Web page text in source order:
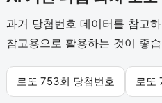
과거 당첨번호 데이터를 참고
참고용으로 활용하는 것이 좋
로또 753회 당첨번호 로또